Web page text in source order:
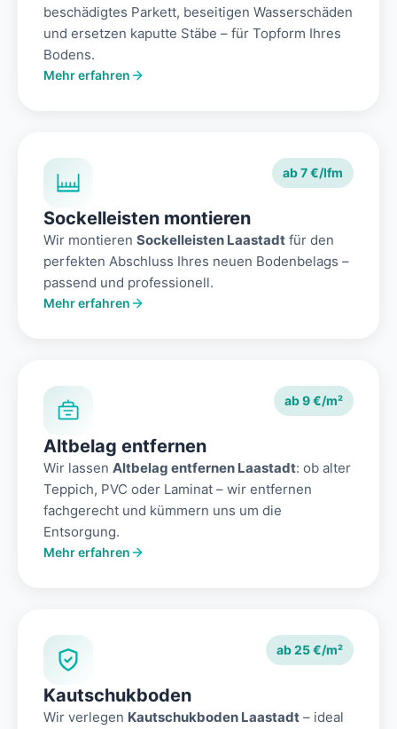
beschädigtes Parkett, beseitigen Wasserschäden
und ersetzen kaputte Stäbe – für Topform Ihres
Bodens.
Mehr erfahren
ab 7 €/lfm
Sockelleisten montieren
Wir montieren Sockelleisten Laastadt für den
perfekten Abschluss Ihres neuen Bodenbelags –
passend und professionell.
Mehr erfahren
ab 9 €/m²
Altbelag entfernen
Wir lassen Altbelag entfernen Laastadt: ob alter
Teppich, PVC oder Laminat – wir entfernen
fachgerecht und kümmern uns um die
Entsorgung.
Mehr erfahren
ab 25 €/m²
Kautschukboden
Wir verlegen Kautschukboden Laastadt – ideal